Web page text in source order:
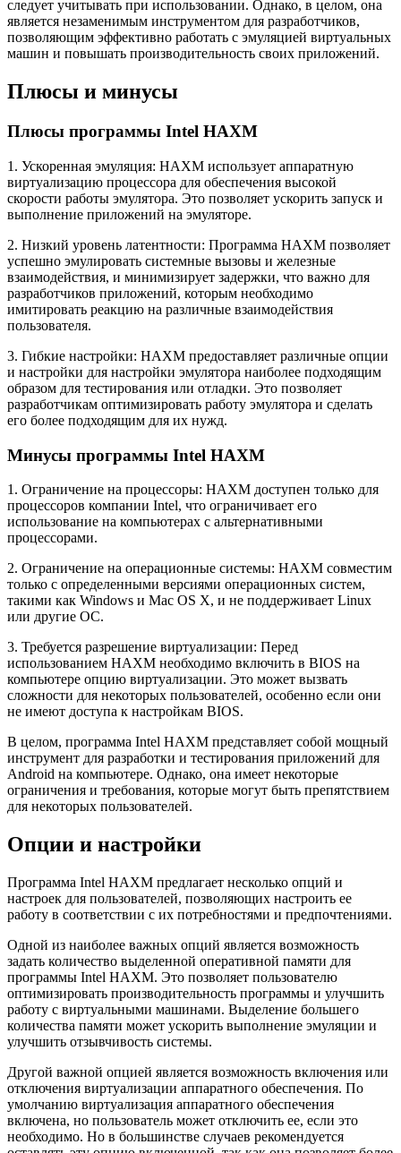
следует учитывать при использовании. Однако, в целом, она
является незаменимым инструментом для разработчиков,
позволяющим эффективно работать с эмуляцией виртуальных
машин и повышать производительность своих приложений.
Плюсы и минусы
Плюсы программы Intel HAXM
1. Ускоренная эмуляция: HAXM использует аппаратную
виртуализацию процессора для обеспечения высокой
скорости работы эмулятора. Это позволяет ускорить запуск и
выполнение приложений на эмуляторе.
2. Низкий уровень латентности: Программа HAXM позволяет
успешно эмулировать системные вызовы и железные
взаимодействия, и минимизирует задержки, что важно для
разработчиков приложений, которым необходимо
имитировать реакцию на различные взаимодействия
пользователя.
3. Гибкие настройки: HAXM предоставляет различные опции
и настройки для настройки эмулятора наиболее подходящим
образом для тестирования или отладки. Это позволяет
разработчикам оптимизировать работу эмулятора и сделать
его более подходящим для их нужд.
Минусы программы Intel HAXM
1. Ограничение на процессоры: HAXM доступен только для
процессоров компании Intel, что ограничивает его
использование на компьютерах с альтернативными
процессорами.
2. Ограничение на операционные системы: HAXM совместим
только с определенными версиями операционных систем,
такими как Windows и Mac OS X, и не поддерживает Linux
или другие ОС.
3. Требуется разрешение виртуализации: Перед
использованием HAXM необходимо включить в BIOS на
компьютере опцию виртуализации. Это может вызвать
сложности для некоторых пользователей, особенно если они
не имеют доступа к настройкам BIOS.
В целом, программа Intel HAXM представляет собой мощный
инструмент для разработки и тестирования приложений для
Android на компьютере. Однако, она имеет некоторые
ограничения и требования, которые могут быть препятствием
для некоторых пользователей.
Опции и настройки
Программа Intel HAXM предлагает несколько опций и
настроек для пользователей, позволяющих настроить ее
работу в соответствии с их потребностями и предпочтениями.
Одной из наиболее важных опций является возможность
задать количество выделенной оперативной памяти для
программы Intel HAXM. Это позволяет пользователю
оптимизировать производительность программы и улучшить
работу с виртуальными машинами. Выделение большего
количества памяти может ускорить выполнение эмуляции и
улучшить отзывчивость системы.
Другой важной опцией является возможность включения или
отключения виртуализации аппаратного обеспечения. По
умолчанию виртуализация аппаратного обеспечения
включена, но пользователь может отключить ее, если это
необходимо. Но в большинстве случаев рекомендуется